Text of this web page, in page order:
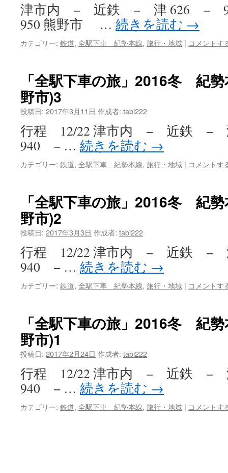
津市内 − 近鉄 − 津 626 −
950 熊野市 … 続きを読む →
カテゴリー: 鉄道, 全駅下車 紀勢本線, 旅行・地域 | コメントす
「全駅下車の旅」2016冬 紀
野市)3
投稿日: 2017年3月11日 作成者: tabi222
行程 12/22 津市内 − 近鉄 −
940 − … 続きを読む →
カテゴリー: 鉄道, 全駅下車 紀勢本線, 旅行・地域 | コメントす
「全駅下車の旅」2016冬 紀
野市)2
投稿日: 2017年3月3日 作成者: tabi222
行程 12/22 津市内 − 近鉄 −
940 − … 続きを読む →
カテゴリー: 鉄道, 全駅下車 紀勢本線, 旅行・地域 | コメントす
「全駅下車の旅」2016冬 紀
野市)1
投稿日: 2017年2月24日 作成者: tabi222
行程 12/22 津市内 − 近鉄 −
940 − … 続きを読む →
カテゴリー: 鉄道, 全駅下車 紀勢本線, 旅行・地域 | コメントす